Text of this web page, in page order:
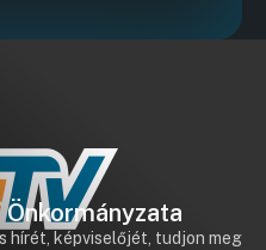
hírét, képviselőjét, tudjon meg